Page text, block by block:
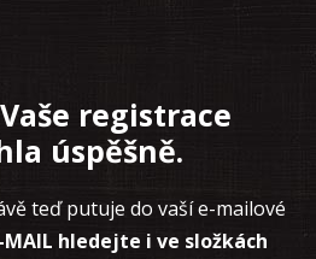
registrace
úspěšně.
teď putuje do vaší e-mailové
MAIL hledejte i ve složkách